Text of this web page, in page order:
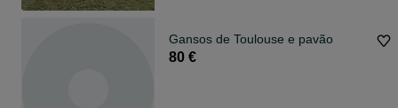
Gansos de Toulouse e pavão
80 €